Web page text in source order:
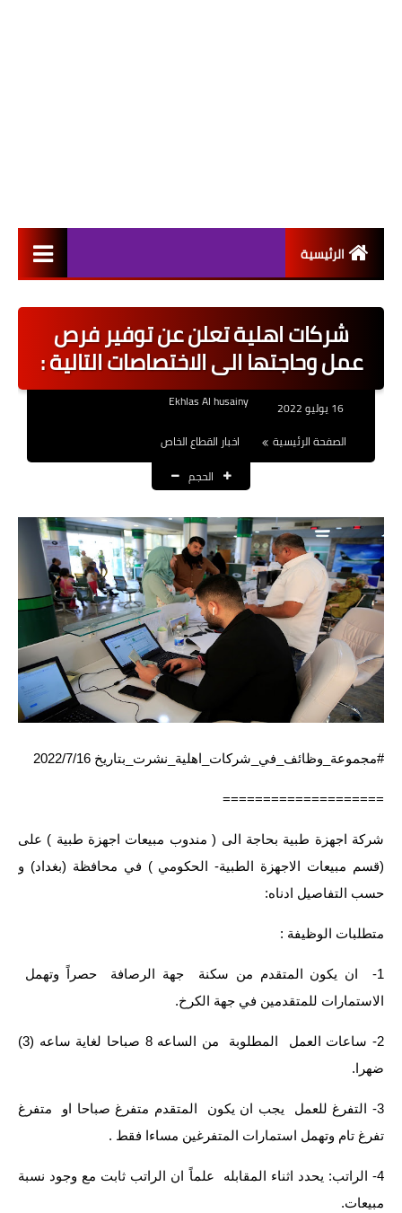
الرئيسية
اخبار القطاع العام
العقود والاجور اليومية
الرواتب
القروض والسلف
المنح المالية
قطع الاراضي
اخبار العراق
الاخبار السياسية
الاخبار الاقتصادية
الاخبار الرياضية
نتائج الامتحانات
المرحلة الابتدائية
المرحلة الاعدادية
اسئلة وزارية
شركات اهلية تعلن عن توفير فرص
عمل وحاجتها الى الاختصاصات التالية :
16 يوليو 2022
Ekhlas Al husainy
الصفحة الرئيسية
اخبار القطاع الخاص
الحجم
#مجموعة_وظائف_في_شركات_اهلية_نشرت_بتاريخ 2022/7/16
====================
شركة اجهزة طبية بحاجة الى ( مندوب مبيعات اجهزة طبية ) على
(قسم مبيعات الاجهزة الطبية- الحكومي ) في محافظة (بغداد) و
حسب التفاصيل ادناه:
متطلبات الوظيفة :
1- ان يكون المتقدم من سكنة جهة الرصافة حصراً وتهمل
الاستمارات للمتقدمين في جهة الكرخ.
2- ساعات العمل المطلوبة من الساعه 8 صباحا لغاية ساعه (3)
ضهرا.
3- التفرغ للعمل يجب ان يكون المتقدم متفرغ صباحا او متفرغ
تفرغ تام وتهمل استمارات المتفرغين مساءا فقط .
4- الراتب: يحدد اثناء المقابله علماً ان الراتب ثابت مع وجود نسبة
مبيعات.